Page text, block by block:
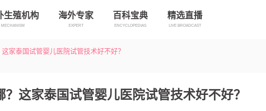
生殖机构
MECHANISM
海外专家
EXPERT
百科宝典
ENCYCLOPEDIAS
精选直播
LIVE BROADCAST
家泰国试管婴儿医院试管技术好不好？
这家泰国试管婴儿医院试管技术好不好？